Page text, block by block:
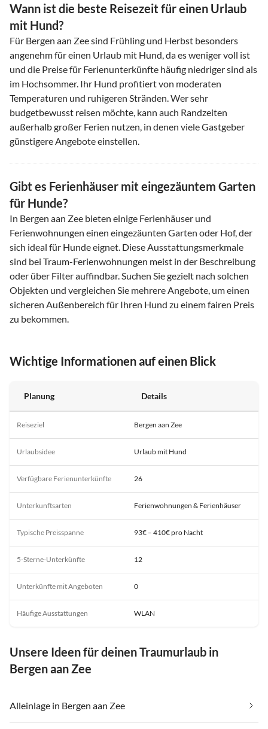
Wann ist die beste Reisezeit für einen Urlaub
mit Hund?
Für Bergen aan Zee sind Frühling und Herbst besonders
angenehm für einen Urlaub mit Hund, da es weniger voll ist
und die Preise für Ferienunterkünfte häufig niedriger sind als
im Hochsommer. Ihr Hund profitiert von moderaten
Temperaturen und ruhigeren Stränden. Wer sehr
budgetbewusst reisen möchte, kann auch Randzeiten
außerhalb großer Ferien nutzen, in denen viele Gastgeber
günstigere Angebote einstellen.
Gibt es Ferienhäuser mit eingezäuntem Garten
für Hunde?
In Bergen aan Zee bieten einige Ferienhäuser und
Ferienwohnungen einen eingezäunten Garten oder Hof, der
sich ideal für Hunde eignet. Diese Ausstattungsmerkmale
sind bei Traum-Ferienwohnungen meist in der Beschreibung
oder über Filter auffindbar. Suchen Sie gezielt nach solchen
Objekten und vergleichen Sie mehrere Angebote, um einen
sicheren Außenbereich für Ihren Hund zu einem fairen Preis
zu bekommen.
Wichtige Informationen auf einen Blick
Planung Details
Reiseziel Bergen aan Zee
Urlaubsidee Urlaub mit Hund
Verfügbare Ferienunterkünfte 26
Unterkunftsarten Ferienwohnungen & Ferienhäuser
Typische Preisspanne 93€ – 410€ pro Nacht
5-Sterne-Unterkünfte 12
Unterkünfte mit Angeboten 0
Häufige Ausstattungen WLAN
Unsere Ideen für deinen Traumurlaub in
Bergen aan Zee
Alleinlage in Bergen aan Zee